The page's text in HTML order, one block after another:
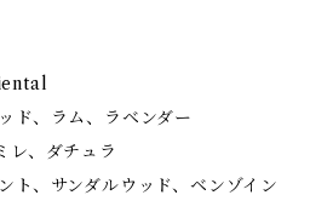
ド、ラム、ラベンダー
、ダチュラ
ト、サンダルウッド、ベンゾイン